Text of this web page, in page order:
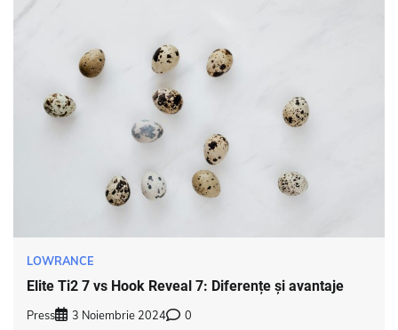
LOWRANCE
Elite Ti2 7 vs Hook Reveal 7: Diferențe și avantaje
Press 3 Noiembrie 2024 0